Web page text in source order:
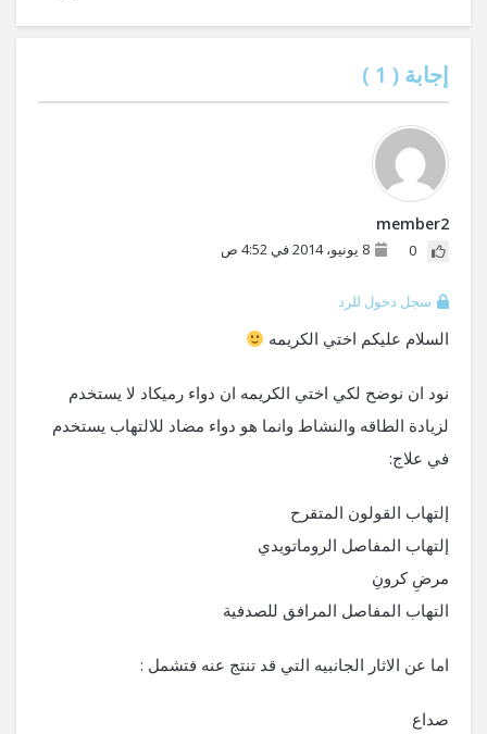
إجابة ( 1
)
member2
0 8 يونيو، 2014 في 4:52 ص
سجل دخول للرد
السلام عليكم اختي الكريمه
نود ان نوضح لكي اختي الكريمه ان دواء رميكاد لا يستخدم
لزيادة الطاقه والنشاط وانما هو دواء مضاد للالتهاب يستخدم
في علاج:
إلتهاب القولون المتقرح
إلتهاب المفاصل الروماتويدي
مرضِ كرونِ
التهاب المفاصل المرافق للصدفية
اما عن الاثار الجانبيه التي قد تنتج عنه فتشمل :
صداع